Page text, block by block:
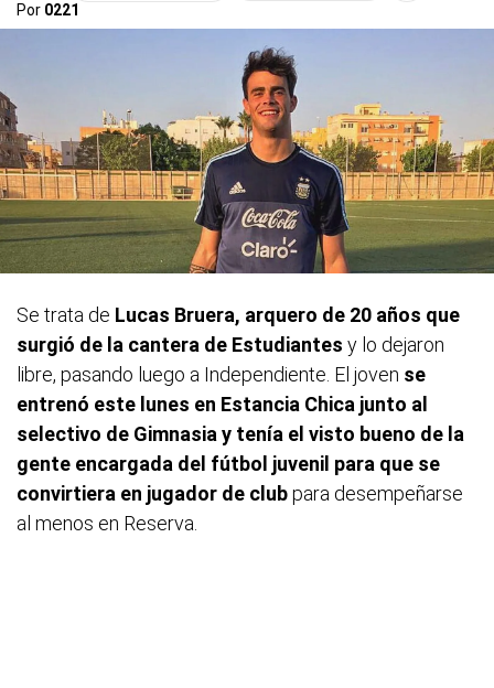
Por 0221
Se trata de Lucas Bruera, arquero de 20 años que
surgió de la cantera de Estudiantes y lo dejaron
libre, pasando luego a Independiente. El joven se
entrenó este lunes en Estancia Chica junto al
selectivo de Gimnasia y tenía el visto bueno de la
gente encargada del fútbol juvenil para que se
convirtiera en jugador de clubpara desempeñarse
al menos en Reserva.